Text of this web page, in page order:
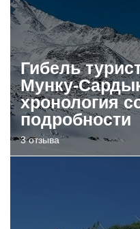
Гибель
Мунку-
хронология
подробности
3 отзыва